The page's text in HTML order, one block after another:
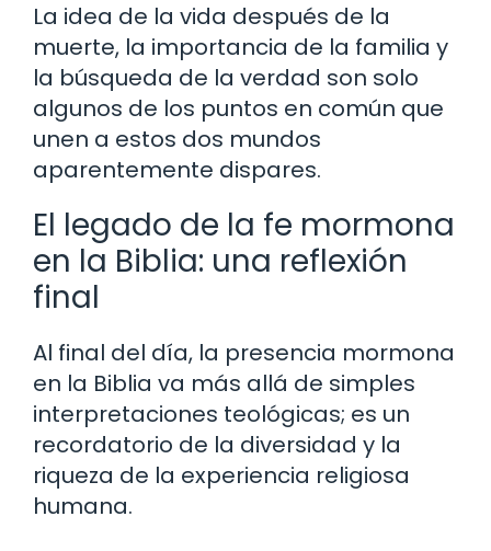
La idea de la vida después de la
muerte, la importancia de la familia y
la búsqueda de la verdad son solo
algunos de los puntos en común que
unen a estos dos mundos
aparentemente dispares.
El legado de la fe mormona
en la Biblia: una reflexión
final
Al final del día, la presencia mormona
en la Biblia va más allá de simples
interpretaciones teológicas; es un
recordatorio de la diversidad y la
riqueza de la experiencia religiosa
humana.